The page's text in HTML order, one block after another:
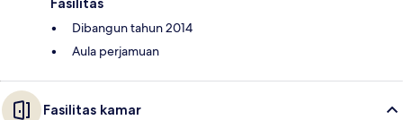
Dibangun tahun 2014
Aula perjamuan
Fasilitas kamar